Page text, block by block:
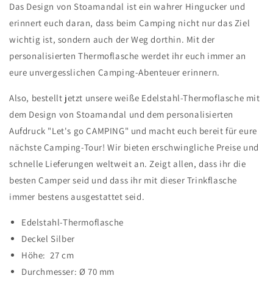
Das Design von Stoamandal ist ein wahrer Hingucker und
erinnert euch daran, dass beim Camping nicht nur das Ziel
wichtig ist, sondern auch der Weg dorthin. Mit der
personalisierten Thermoflasche werdet ihr euch immer an
eure unvergesslichen Camping-Abenteuer erinnern.
Also, bestellt jetzt unsere weiße Edelstahl-Thermoflasche mit
dem Design von Stoamandal und dem personalisierten
Aufdruck "Let's go CAMPING" und macht euch bereit für eure
nächste Camping-Tour! Wir bieten erschwingliche Preise und
schnelle Lieferungen weltweit an. Zeigt allen, dass ihr die
besten Camper seid und dass ihr mit dieser Trinkflasche
immer bestens ausgestattet seid.
Edelstahl-Thermoflasche
Deckel Silber
Höhe: 27 cm
Durchmesser: Ø 70 mm